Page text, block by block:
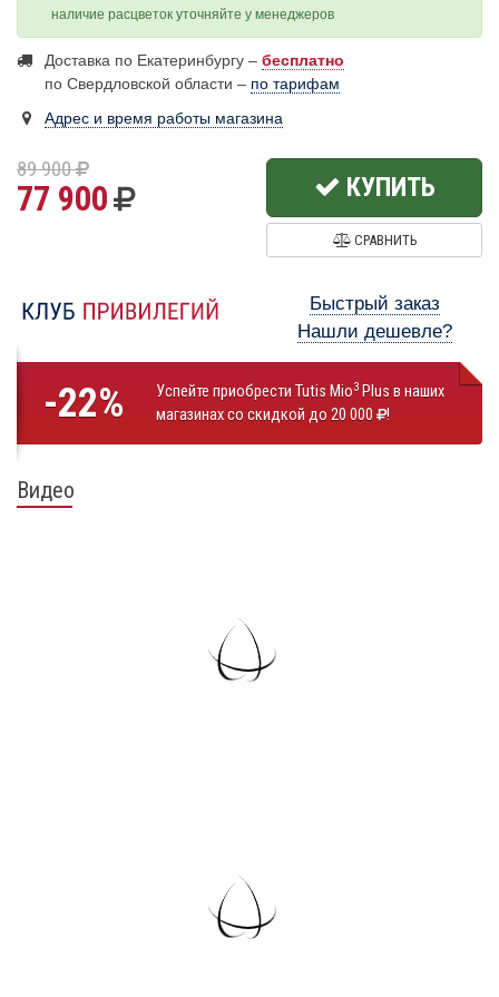
наличие расцветок уточняйте у менеджеров
Доставка по Екатеринбургу – бесплатно
по Свердловской области – по тарифам
Адрес и время работы магазина
89 900
77 900 КУПИТЬ
СРАВНИТЬ
Быстрый заказ
Нашли дешевле?
-22% Успейте приобрести Tutis Mio3 Plus в наших
магазинах со скидкой до 20 000
!
Видео